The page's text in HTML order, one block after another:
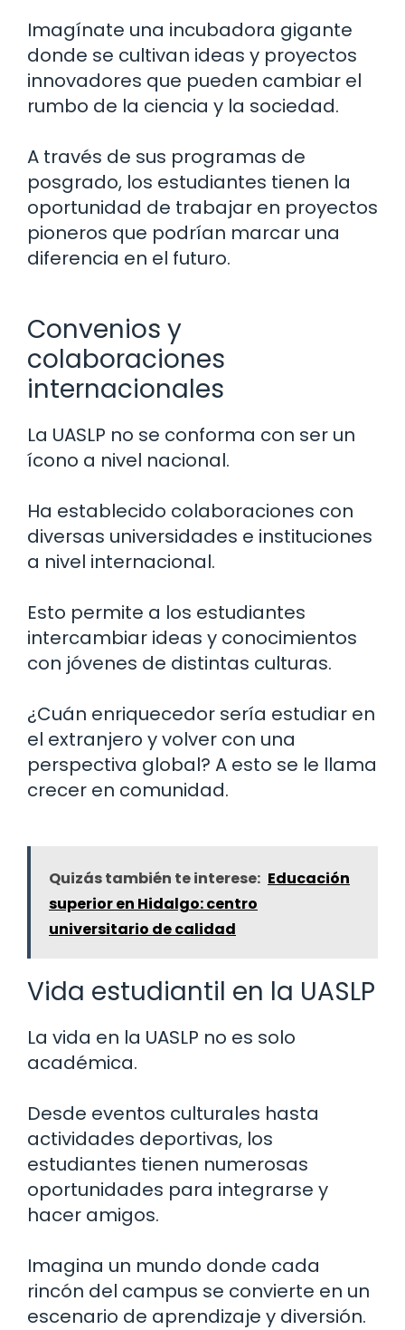
Imagínate una incubadora gigante
donde se cultivan ideas y proyectos
innovadores que pueden cambiar el
rumbo de la ciencia y la sociedad.
A través de sus programas de
posgrado, los estudiantes tienen la
oportunidad de trabajar en proyectos
pioneros que podrían marcar una
diferencia en el futuro.
Convenios y
colaboraciones
internacionales
La UASLP no se conforma con ser un
ícono a nivel nacional.
Ha establecido colaboraciones con
diversas universidades e instituciones
a nivel internacional.
Esto permite a los estudiantes
intercambiar ideas y conocimientos
con jóvenes de distintas culturas.
¿Cuán enriquecedor sería estudiar en
el extranjero y volver con una
perspectiva global? A esto se le llama
crecer en comunidad.
Quizás también te interese: Educación
superior en Hidalgo: centro
universitario de calidad
Vida estudiantil en la UASLP
La vida en la UASLP no es solo
académica.
Desde eventos culturales hasta
actividades deportivas, los
estudiantes tienen numerosas
oportunidades para integrarse y
hacer amigos.
Imagina un mundo donde cada
rincón del campus se convierte en un
escenario de aprendizaje y diversión.